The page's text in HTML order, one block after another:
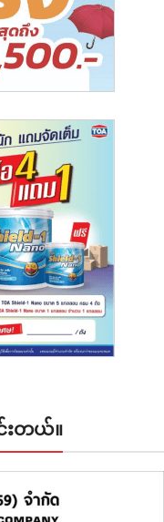
porttitor
းတယ်။